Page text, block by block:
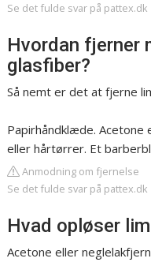
Se det fulde svar på pattex.dk
Hvordan fjerner
glasfiber?
Så nemt er det at fjerne
Papirhåndklæde. Acetone
eller hårtørrer. Et
Anmodning om fjernelse
Se det fulde svar på pattex.dk
Hvad opløser
Acetone eller